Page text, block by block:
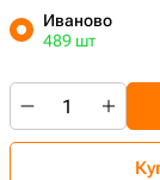
Иваново
489 шт